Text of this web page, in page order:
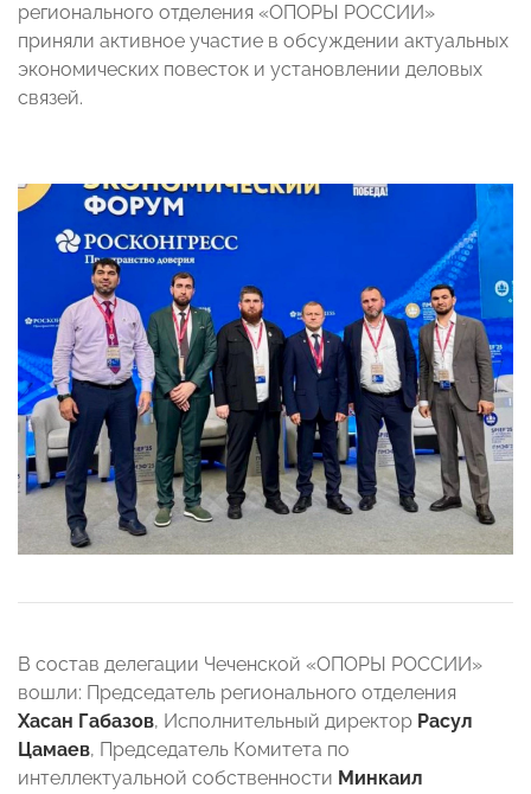
регионального отделения «ОПОРЫ РОССИИ»
приняли активное участие в обсуждении актуальных
экономических повесток и установлении деловых
связей.
В состав делегации Чеченской «ОПОРЫ РОССИИ»
вошли: Председатель регионального отделения
Хасан Габазов, Исполнительный директор Расул
Цамаев, Председатель Комитета по
интеллектуальной собственности Минкаил